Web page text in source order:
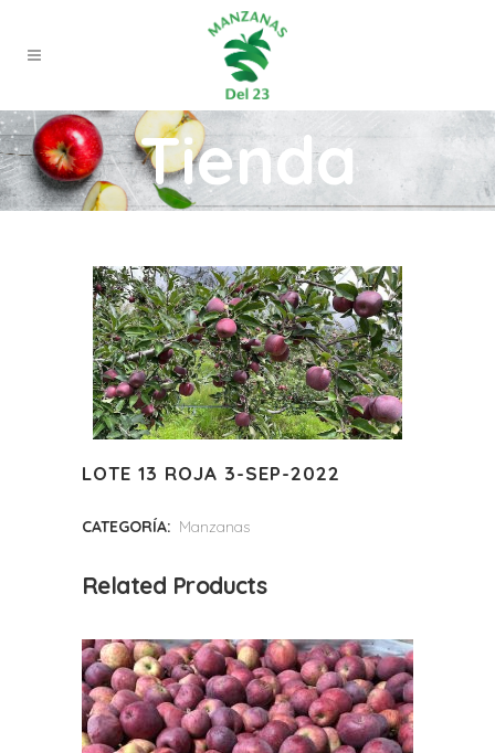
Tienda
LOTE 13 ROJA 3-SEP-2022
CATEGORÍA: Manzanas
Related Products